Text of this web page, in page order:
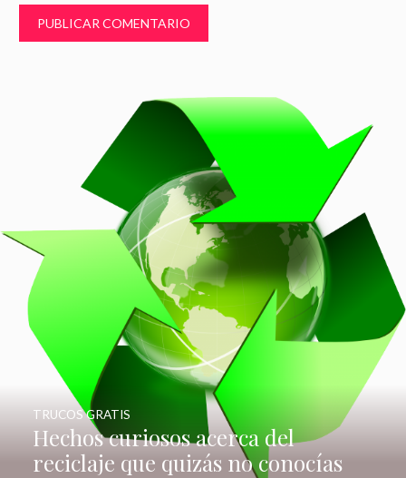
Hechos curiosos acerca del
reciclaje que quizás no conocías
TRUCOS GRATIS